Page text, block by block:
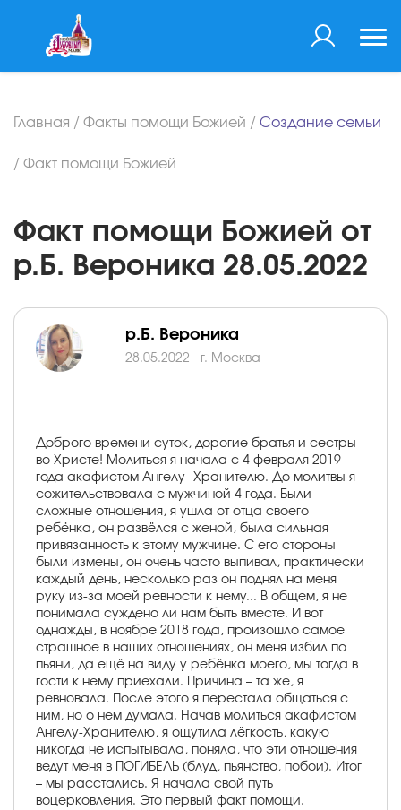
Главная / Факты помощи Божией / Создание семьи
/ Факт помощи Божией
Факт помощи Божией от
р.Б. Вероника 28.05.2022
р.Б. Вероника
28.05.2022 г. Москва
Доброго времени суток, дорогие братья и сестры
во Христе! Молиться я начала с 4 февраля 2019
года акафистом Ангелу- Хранителю. До молитвы я
сожительствовала с мужчиной 4 года. Были
сложные отношения, я ушла от отца своего
ребёнка, он развёлся с женой, была сильная
привязанность к этому мужчине. С его стороны
были измены, он очень часто выпивал, практически
каждый день, несколько раз он поднял на меня
руку из-за моей ревности к нему... В общем, я не
понимала суждено ли нам быть вместе. И вот
однажды, в ноябре 2018 года, произошло самое
страшное в наших отношениях, он меня избил по
пьяни, да ещё на виду у ребёнка моего, мы тогда в
гости к нему приехали. Причина – та же, я
ревновала. После этого я перестала общаться с
ним, но о нем думала. Начав молиться акафистом
Ангелу-Хранителю, я ощутила лёгкость, какую
никогда не испытывала, поняла, что эти отношения
ведут меня в ПОГИБЕЛЬ (блуд, пьянство, побои). Итог
– мы расстались. Я начала свой путь
воцерковления. Это первый факт помощи.